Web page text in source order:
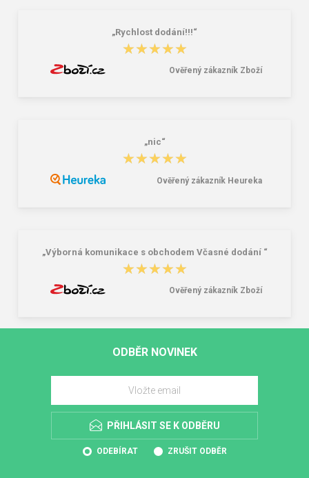
„Rychlost dodání!!!“
★★★★★
★★★★★
Ověřený zákazník Zboží
„nic“
★★★★★
★★★★★
Ověřený zákazník Heureka
„Výborná komunikace s obchodem Včasné dodání “
★★★★★
★★★★★
Ověřený zákazník Zboží
ODBĚR NOVINEK
PŘIHLÁSIT SE K ODBĚRU
ODEBÍRAT ZRUŠIT ODBĚR